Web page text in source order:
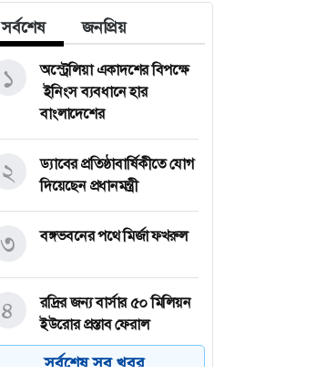
সর্বশেষ জনপ্রিয়
অস্ট্রেলিয়া একাদশের বিপক্ষে
ইনিংস ব্যবধানে হার
বাংলাদেশের
১
ড্যাবের প্রতিষ্ঠাবার্ষিকীতে যোগ
দিয়েছেন প্রধানমন্ত্রী
২
বঙ্গভবনের পথে মির্জা ফখরুল
৩
রদ্রির জন্য বার্সার ৫০ মিলিয়ন
ইউরোর প্রস্তাব ফেরাল
ম্যানসিটি
৪
সর্বশেষ সব খবর